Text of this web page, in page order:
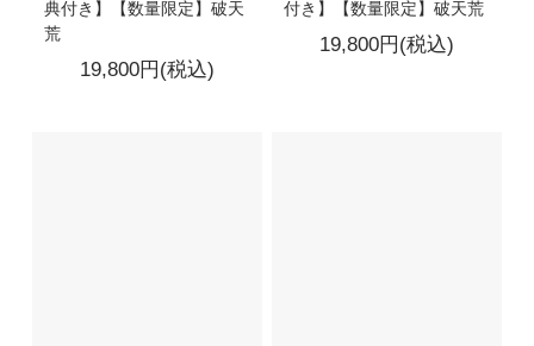
典付き】【数量限定】破天
荒
19,800円(税込)
付き】【数量限定】破天荒
19,800円(税込)